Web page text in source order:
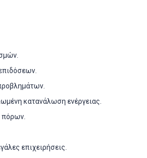
κατανάλωση ενέργειας.
πόρων.
επιχειρήσεις.